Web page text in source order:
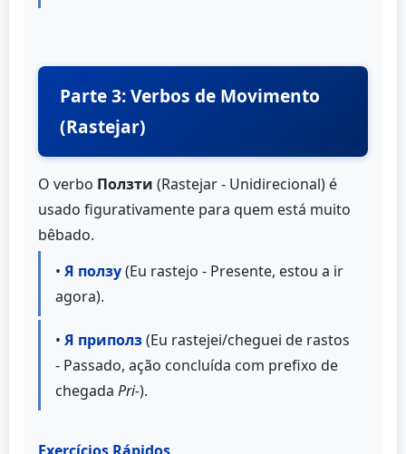
Parte 3: Verbos de Movimento
(Rastejar)
O verbo Ползти (Rastejar - Unidirecional) é
usado figurativamente para quem está muito
bêbado.
• Я ползу(Eu rastejo - Presente, estou a ir
agora).
• Я приполз(Eu rastejei/cheguei de rastos
- Passado, ação concluída com prefixo de
chegada Pri-).